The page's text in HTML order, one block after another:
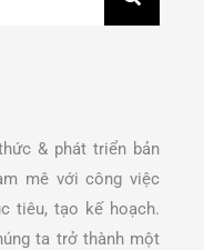
& phát triển bản
mê với công việc
tiêu, tạo kế hoạch.
ta trở thành một